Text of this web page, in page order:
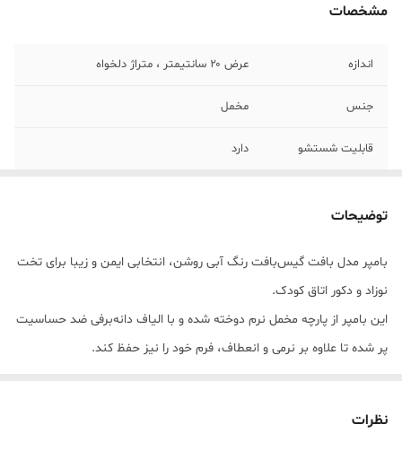
مشخصات
اندازه عرض ۲۰ سانتیمتر ، متراژ دلخواه
جنس مخمل
قابلیت شستشو دارد
توضیحات
بامپر مدل بافت گیس‌بافت رنگ آبی روشن، انتخابی ایمن و زیبا برای تخت
نوزاد و دکور اتاق کودک.
این بامپر از پارچه مخمل نرم دوخته شده و با الیاف دانه‌برفی ضد حساسیت
پر شده تا علاوه بر نرمی و انعطاف، فرم خود را نیز حفظ کند.
نظرات